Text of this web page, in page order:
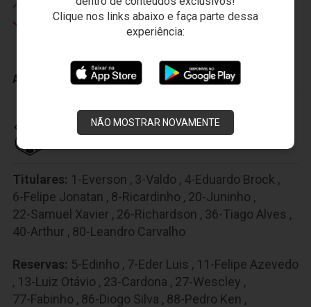
Clique nos links abaixo e faça parte dessa
experiência:
NÃO MOSTRAR NOVAMENTE
Matheus Rossetto
ADVERTÊNCIAS
CEARÁ SPORTING CLUB
Titulares: 1-Everson , 3-Valdo , 4-Eduardo Brock ,
6-Felipe Jonatan , 8-Ricardinho , 20-Juninho ,
22-Samuel Xavier , 26-Richardson , 36-Tiago Alves ,
40-Arthur , 80-Leandro Carvalho
Reservas: 5-Edinho , 7-Eder Luis , 11-Felipe Azevedo
, 13-Luiz Otávio , 23-Cardona , 27-Wescley ,
77-Fabinho , 86-Diogo Silva , 88-Pedro Ken ,